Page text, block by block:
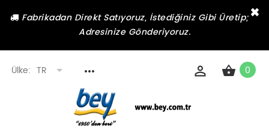
×
Fabrikadan Direkt Satıyoruz, İstediğiniz Gibi Üretip;
Adresinize Gönderiyoruz.
Ülke: TR 0